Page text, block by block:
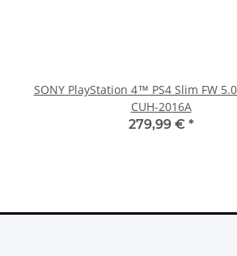
SONY PlayStation 4™ PS4 Slim FW
CUH-2016A
279,99 € *